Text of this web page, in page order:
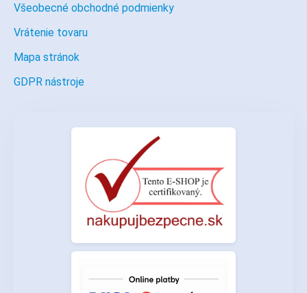
Všeobecné obchodné podmienky
Vrátenie tovaru
Mapa stránok
GDPR nástroje